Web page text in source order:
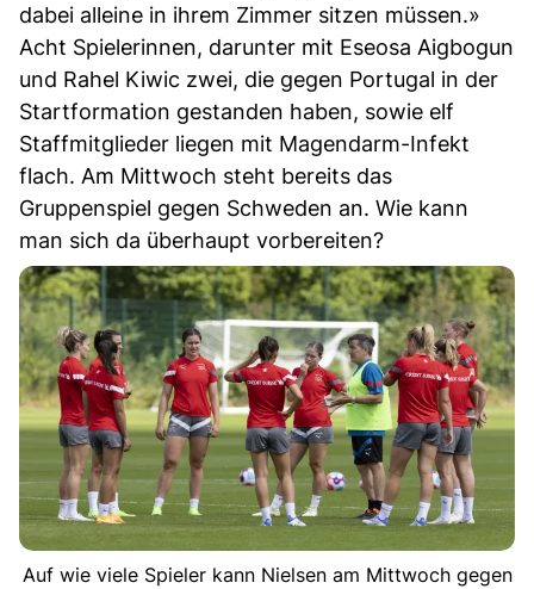
dabei alleine in ihrem Zimmer sitzen müssen.»
Acht Spielerinnen, darunter mit Eseosa Aigbogun
und Rahel Kiwic zwei, die gegen Portugal in der
Startformation gestanden haben, sowie elf
Staffmitglieder liegen mit Magendarm-Infekt
flach. Am Mittwoch steht bereits das
Gruppenspiel gegen Schweden an. Wie kann
man sich da überhaupt vorbereiten?
Auf wie viele Spieler kann Nielsen am Mittwoch gegen